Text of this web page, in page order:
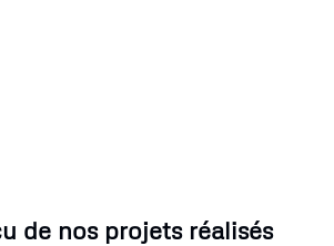
de nos projets réalisés